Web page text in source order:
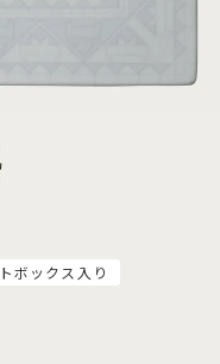
ボックス入り